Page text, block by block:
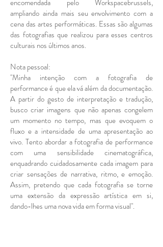
encomendada pelo Workspacebrussels,
ampliando ainda mais seu envolvimento com a
cena das artes performáticas. Essas são algumas
das fotografias que realizou para esses centros
culturais nos últimos anos.
Nota pessoal:
"Minha intenção com a fotografia de
performance é que ela vá além da documentação.
A partir do gesto de interpretação e tradução,
busco criar imagens que não apenas congelem
um momento no tempo, mas que evoquem o
fluxo e a intensidade de uma apresentação ao
vivo. Tento abordar a fotografia de performance
com uma sensibilidade cinematográfica,
enquadrando cuidadosamente cada imagem para
criar sensações de narrativa, ritmo, e emoção.
Assim, pretendo que cada fotografia se torne
uma extensão da expressão artística em si,
dando-lhes uma nova vida em forma visual".